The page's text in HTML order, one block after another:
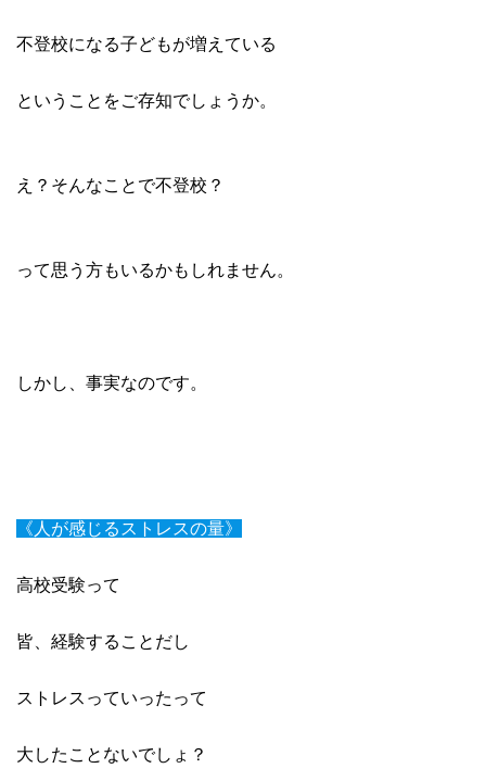
不登校になる子どもが増えている
ということをご存知でしょうか。
え？そんなことで不登校？
って思う方もいるかもしれません。
しかし、事実なのです。
《人が感じるストレスの量》
高校受験って
皆、経験することだし
ストレスっていったって
大したことないでしょ？